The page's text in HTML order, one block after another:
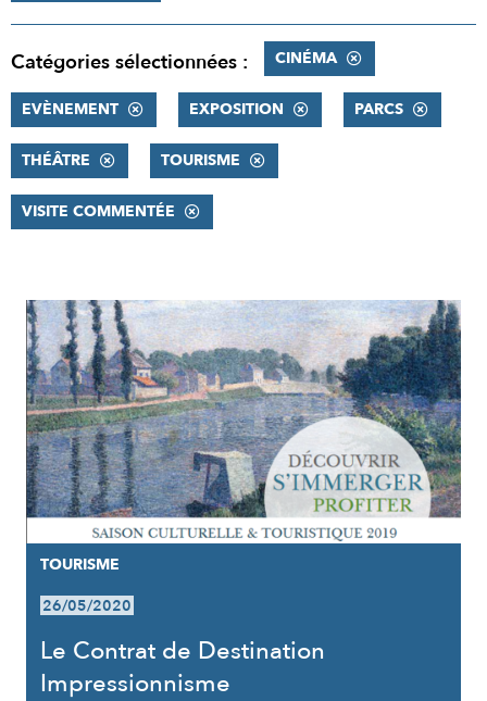
Catégories sélectionnées : CINÉMA
EVÈNEMENT EXPOSITION PARCS
THÉÂTRE TOURISME
VISITE COMMENTÉE
RÉSULTATS
TOURISME
26/05/2020
Le Contrat de Destination
Impressionnisme